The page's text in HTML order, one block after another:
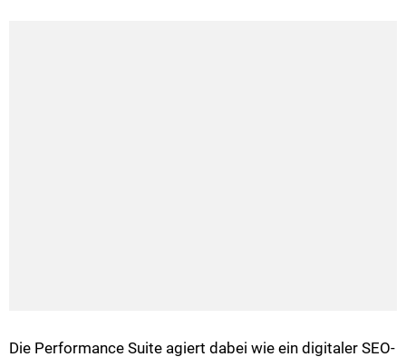
Die Performance Suite agiert dabei wie ein digitaler SEO-